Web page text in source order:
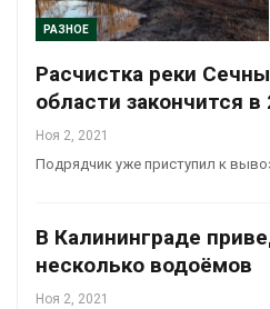
РАЗНОЕ
Расчистка реки
области закончится в
Ноя 2, 2021
Подрядчик уже приступил к
В Калининграде
несколько водоёмов
Ноя 2, 2021